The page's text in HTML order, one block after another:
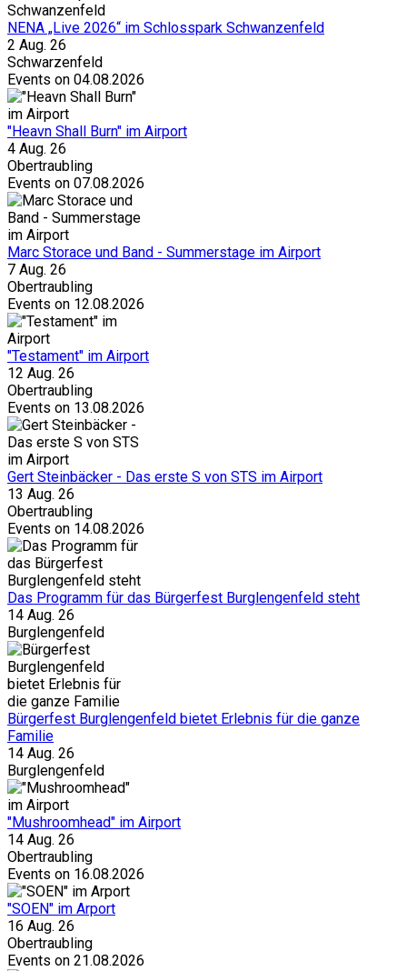
NENA „Live 2026“ im Schlosspark Schwanzenfeld
2 Aug. 26
Schwarzenfeld
Events on 04.08.2026
"Heavn Shall Burn" im Airport
4 Aug. 26
Obertraubling
Events on 07.08.2026
Marc Storace und Band - Summerstage im Airport
7 Aug. 26
Obertraubling
Events on 12.08.2026
"Testament" im Airport
12 Aug. 26
Obertraubling
Events on 13.08.2026
Gert Steinbäcker - Das erste S von STS im Airport
13 Aug. 26
Obertraubling
Events on 14.08.2026
Das Programm für das Bürgerfest Burglengenfeld steht
14 Aug. 26
Burglengenfeld
Bürgerfest Burglengenfeld bietet Erlebnis für die ganze
Familie
14 Aug. 26
Burglengenfeld
"Mushroomhead" im Airport
14 Aug. 26
Obertraubling
Events on 16.08.2026
"SOEN" im Arport
16 Aug. 26
Obertraubling
Events on 21.08.2026